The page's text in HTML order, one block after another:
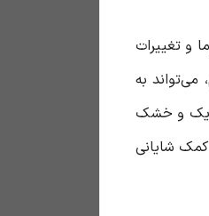
و تغییرات
به
و خشک
شایانی